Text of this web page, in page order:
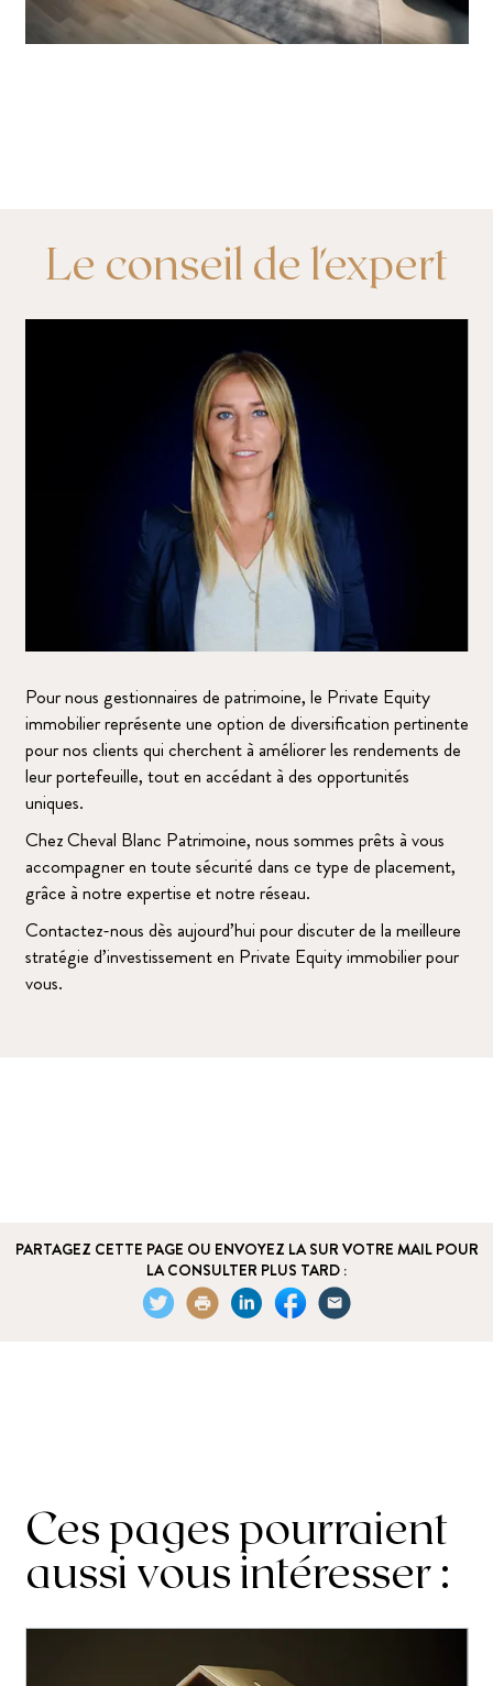
Le conseil de l'expert
Pour nous gestionnaires de patrimoine, le Private Equity
immobilier représente une option de diversification pertinente
pour nos clients qui cherchent à améliorer les rendements de
leur portefeuille, tout en accédant à des opportunités
uniques.
Chez Cheval Blanc Patrimoine, nous sommes prêts à vous
accompagner en toute sécurité dans ce type de placement,
grâce à notre expertise et notre réseau.
Contactez-nous dès aujourd’hui pour discuter de la meilleure
stratégie d’investissement en Private Equity immobilier pour
vous.
PARTAGEZ CETTE PAGE OU ENVOYEZ LA SUR VOTRE MAIL POUR
LA CONSULTER PLUS TARD :
Ces pages pourraient
aussi vous intéresser :